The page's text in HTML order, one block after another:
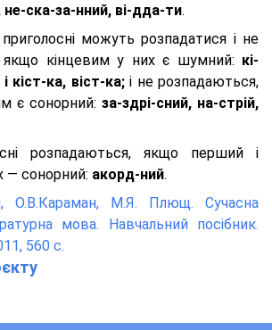
не-ска-за-нний, ві-дда-ти.
можуть розпадатися і не
якщо кінцевим у них є шумний: кі-
кіст-ка, віст-ка;і не розпадаються,
є сонорний: за-здрі-сний, на-стрій,
розпадаються, якщо перший і
— сонорний: акорд-ний.
О.В.Караман, М.Я. Плющ. Сучасна
мова. Навчальний посібник.
560 с.